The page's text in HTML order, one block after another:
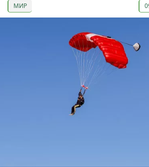
МИР